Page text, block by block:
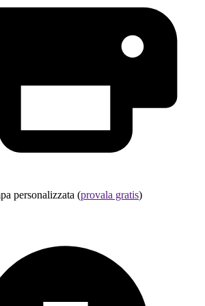
personalizzata (provala gratis)